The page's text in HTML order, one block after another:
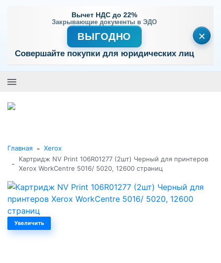
Вычет НДС до 22%
Закрывающие документы в ЭДО
ВЫГОДНО
Совершайте покупки для юридических лиц
×
Главная - Xerox
-
Картридж NV Print 106R01277 (2шт) Черный для принтеров
Xerox WorkCentre 5016/ 5020, 12600 страниц
Увеличить